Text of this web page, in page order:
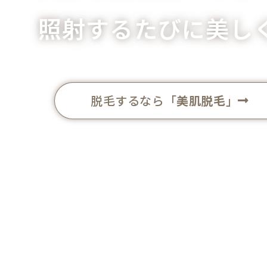
照射するたびに美し
脱毛するなら「美肌脱毛 」